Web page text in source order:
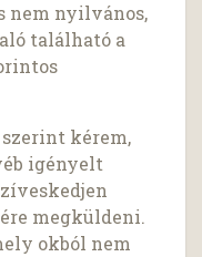
nem nyilvános,
található a
szerint kérem,
igényelt
megküldeni.
okból nem